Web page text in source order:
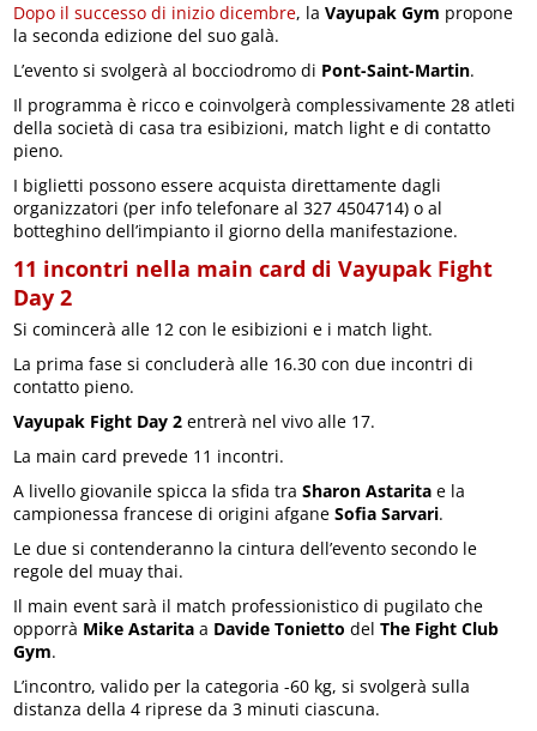
Dopo il successo di inizio dicembre, laVayupak Gym propone
la seconda edizione del suo galà.
L’evento si svolgerà al bocciodromo di Pont-Saint-Martin.
Il programma è ricco e coinvolgerà complessivamente 28 atleti
della società di casa tra esibizioni, match light e di contatto
pieno.
I biglietti possono essere acquista direttamente dagli
organizzatori (per info telefonare al 327 4504714) o al
botteghino dell’impianto il giorno della manifestazione.
11 incontri nella main card di Vayupak Fight
Day 2
Si comincerà alle 12 con le esibizioni e i match light.
La prima fase si concluderà alle 16.30 con due incontri di
contatto pieno.
Vayupak Fight Day 2 entrerà nel vivo alle 17.
La main card prevede 11 incontri.
A livello giovanile spicca la sfida traSharon Astarita e la
campionessa francese di origini afganeSofia Sarvari.
Le due si contenderanno la cintura dell’evento secondo le
regole del muay thai.
Il main event sarà il match professionistico di pugilato che
opporrà Mike Astarita a Davide Tonietto delThe Fight Club
Gym.
L’incontro, valido per la categoria -60 kg, si svolgerà sulla
distanza della 4 riprese da 3 minuti ciascuna.